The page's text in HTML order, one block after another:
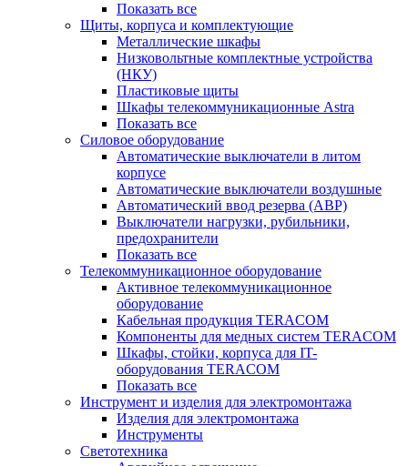
Показать все
Щиты, корпуса и комплектующие
Металлические шкафы
Низковольтные комплектные устройства
(НКУ)
Пластиковые щиты
Шкафы телекоммуникационные Astra
Показать все
Силовое оборудование
Автоматические выключатели в литом
корпусе
Автоматические выключатели воздушные
Автоматический ввод резерва (АВР)
Выключатели нагрузки, рубильники,
предохранители
Показать все
Телекоммуникационное оборудование
Активное телекоммуникационное
оборудование
Кабельная продукция TERACOM
Компоненты для медных систем TERACOM
Шкафы, стойки, корпуса для IT-
оборудования TERACOM
Показать все
Инструмент и изделия для электромонтажа
Изделия для электромонтажа
Инструменты
Светотехника